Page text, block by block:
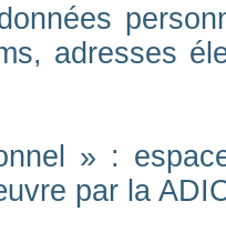
adresses
» :
par la